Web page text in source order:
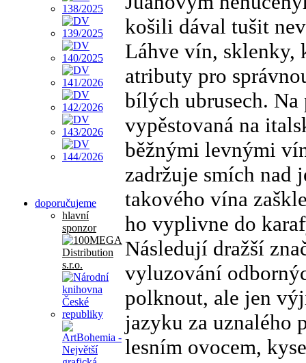
doporučujeme
hlavní
sponzor
košili dával tušit
Láhve vín, sklenky,
atributy pro
bílých ubrusech.
vypěstovaná na
běžnými levnými
zadržuje smích nad
takového vína
ho vyplivne do
Následují dražší
vyluzování
polknout, ale jen
jazyku za uznalého
lesním ovocem,